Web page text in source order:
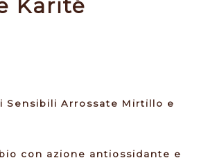
Karité
Sensibili Arrossate Mirtillo e
con azione antiossidante e